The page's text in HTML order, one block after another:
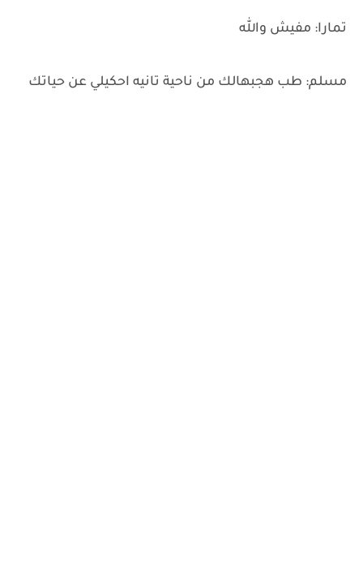
تمارا: مفيش والله
مسلم: طب هجبهالك من ناحية تانيه احكيلي عن حياتك